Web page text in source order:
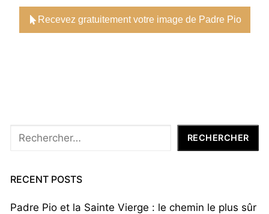
Recevez gratuitement votre image de Padre Pio
Rechercher RECHERCHER
RECENT POSTS
Padre Pio et la Sainte Vierge : le chemin le plus sûr